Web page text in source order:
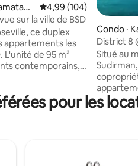
Note moyenne de 4,99
4,99 (104)
sur la ville de BSD
ce duplex
appartements les
L'unité de 95 m²
contemporains,
avec vue
d'horizon. Situé
Condo ·
Selatan
District 8
Situé au
l'hôtel
et le
pour les